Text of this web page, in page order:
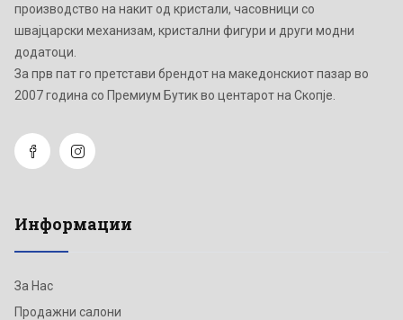
производство на накит од кристали, часовници со
швајцарски механизам, кристални фигури и други модни
додатоци.
Зa прв пат го претстави брендот на македонскиот пазар во
2007 година со Премиум Бутик во центарот на Скопје.
Информации
За Нас
Продажни салони